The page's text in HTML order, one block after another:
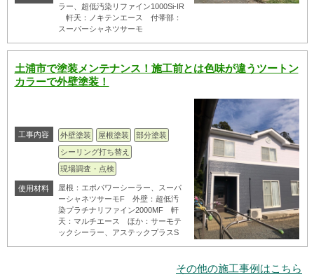
ラー、超低汚染リファイン1000Si-IR
軒天：ノキテンエース 付帯部：
スーパーシャネツサーモ
土浦市で塗装メンテナンス！施工前とは色味が違うツートン
カラーで外壁塗装！
工事内容 外壁塗装 屋根塗装
部分塗装
シーリング打ち替え
現場調査・点検
使用材料
屋根：エポパワーシーラー、スーパ
ーシャネツサーモF 外壁：超低汚
染プラチナリファイン2000MF 軒
天：マルチエース ほか：サーモテ
ックシーラー、アステックプラスS
その他の施工事例はこちら